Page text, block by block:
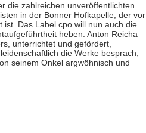
die zahlreichen unveröffentlichten
in der Bonner Hofkapelle, der vor
Das Label cpo will nun auch die
heben. Anton Reicha
unterrichtet und gefördert,
die Werke besprach,
seinem Onkel argwöhnisch und